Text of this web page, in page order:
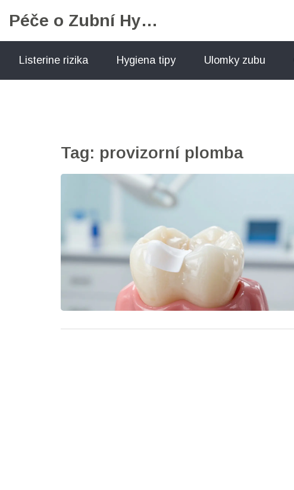
Péče o Zubní Hygienu
Listerine rizika Hygiena tipy Ulomky zubu
Tag: provizorní plomba